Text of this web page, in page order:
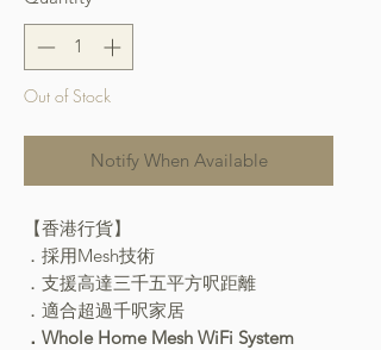
Out of Stock
Notify When Available
【香港行貨】
．採用Mesh技術
．支援高達三千五平方呎距離
．適合超過千呎家居
．Whole Home Mesh WiFi System